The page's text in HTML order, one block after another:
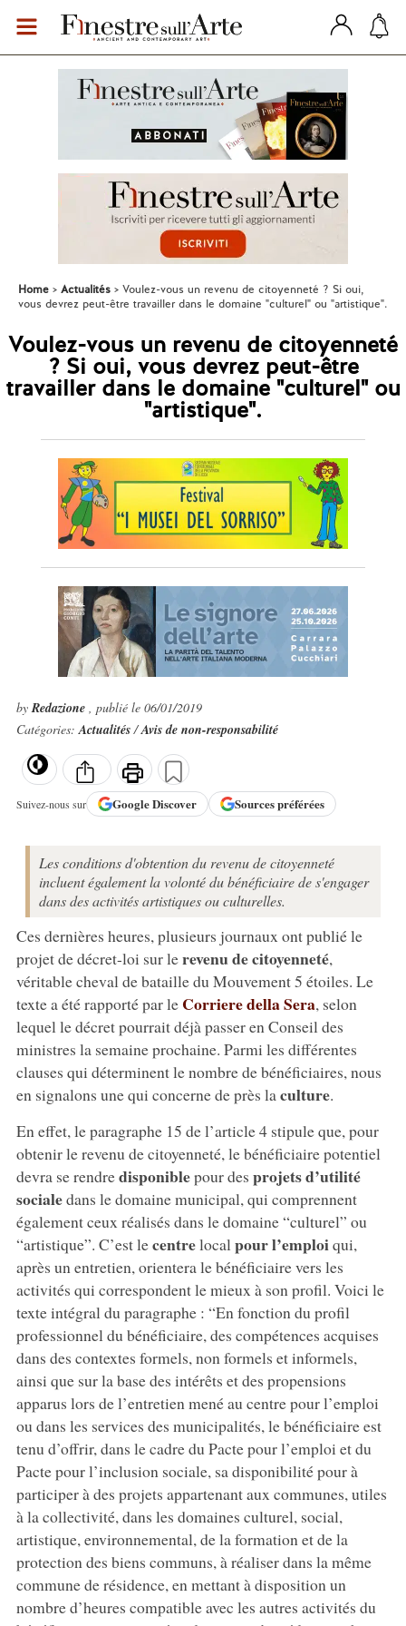
Home Actualités
Voulez-vous un revenu de citoyenneté ? Si oui,
vous devrez peut-être travailler dans le domaine "culturel" ou "artistique".
Voulez-vous un revenu de citoyenneté
? Si oui, vous devrez peut-être
travailler dans le domaine "culturel" ou
"artistique".
byRedazione , publié le 06/01/2019
Catégories:Actualités/Avis de non-responsabilité
Suivez-nous sur GoogleDiscover Sources préférées
Les conditions d'obtention du revenu de citoyenneté
incluent également la volonté du bénéficiaire de s'engager
dans des activités artistiques ou culturelles.
Ces dernières heures, plusieurs journaux ont publié le
projet de décret-loi sur lerevenu de citoyenneté,
véritable cheval de bataille du Mouvement 5 étoiles. Le
texte a été rapporté par le Corriere della Sera, selon
lequel le décret pourrait déjà passer en Conseil des
ministres la semaine prochaine. Parmi les différentes
clauses qui déterminent le nombre de bénéficiaires, nous
en signalons une qui concerne de près la culture.
En effet, le paragraphe 15 de l’article 4 stipule que, pour
obtenir le revenu de citoyenneté, le bénéficiaire potentiel
devra se rendredisponiblepour des projets d’utilité
socialedans le domaine municipal, qui comprennent
également ceux réalisés dans le domaine “culturel” ou
“artistique”. C’est lecentrelocal pour l’emploiqui,
après un entretien, orientera le bénéficiaire vers les
activités qui correspondent le mieux à son profil. Voici le
texte intégral du paragraphe : “En fonction du profil
professionnel du bénéficiaire, des compétences acquises
dans des contextes formels, non formels et informels,
ainsi que sur la base des intérêts et des propensions
apparus lors de l’entretien mené au centre pour l’emploi
ou dans les services des municipalités, le bénéficiaire est
tenu d’offrir, dans le cadre du Pacte pour l’emploi et du
Pacte pour l’inclusion sociale, sa disponibilité pour à
participer à des projets appartenant aux communes, utiles
à la collectivité, dans les domaines culturel, social,
artistique, environnemental, de la formation et de la
protection des biens communs, à réaliser dans la même
commune de résidence, en mettant à disposition un
nombre d’heures compatible avec les autres activités du